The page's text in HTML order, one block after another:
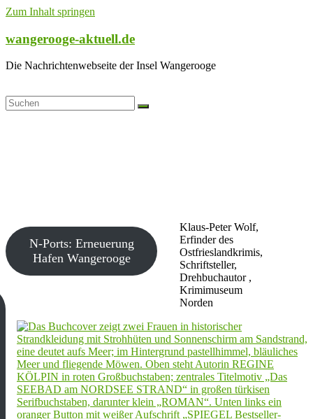
Zum Inhalt springen
wangerooge-aktuell.de
Die Nachrichtenwebseite der Insel Wangerooge
Klaus-Peter Wolf,
Erfinder des
Ostfrieslandkrimis,
Schriftsteller,
Drehbuchautor ,
Krimimuseum
Norden
N-Ports: Erneuerung
Hafen Wangerooge